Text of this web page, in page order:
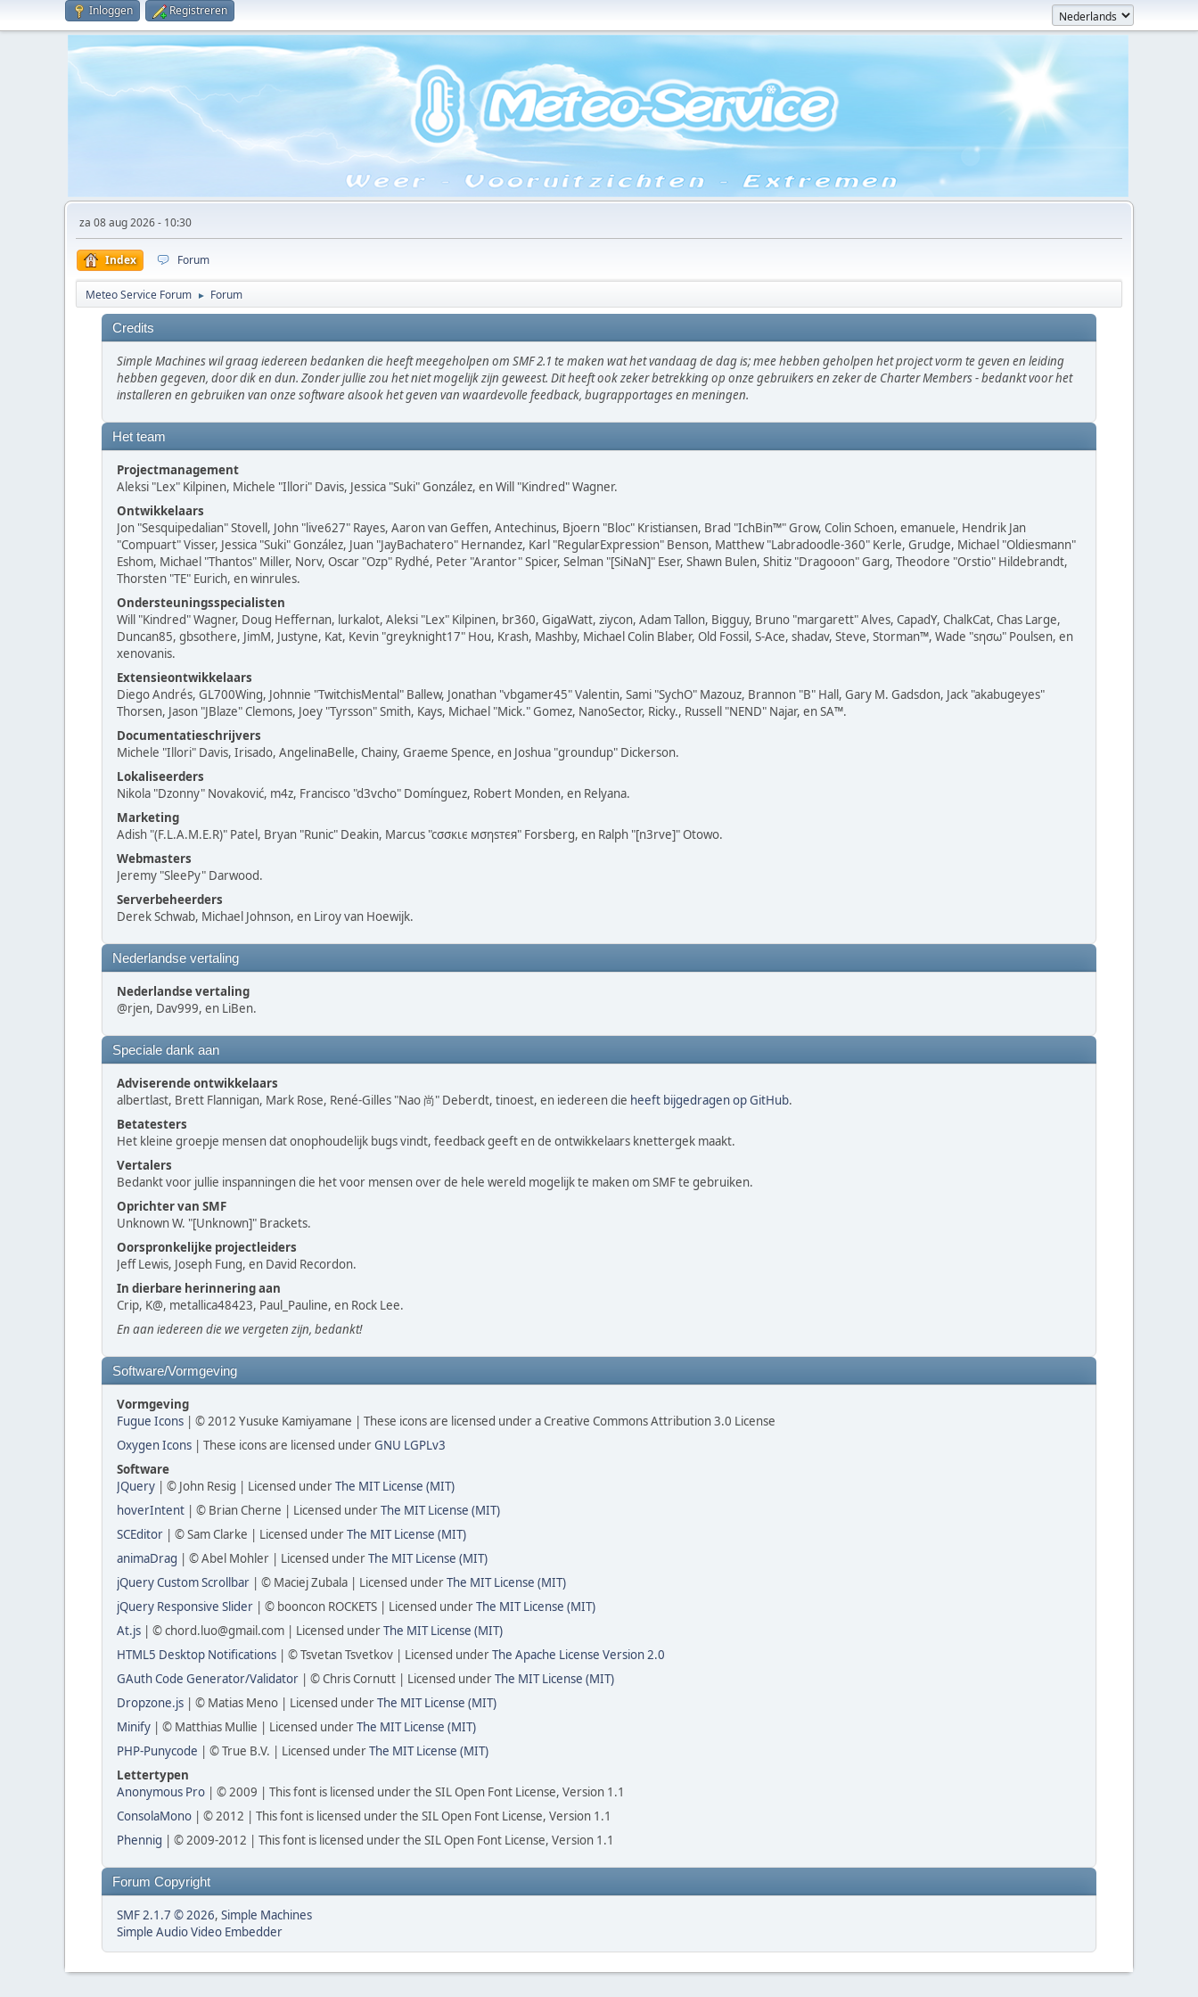
Inloggen Registreren
za 08 aug 2026 - 10:30
Index Forum
Meteo Service Forum ► Forum
Credits
Simple Machines wil graag iedereen bedanken die heeft meegeholpen om SMF 2.1 te maken wat het vandaag de dag is; mee hebben geholpen het project vorm te geven en leiding
hebben gegeven, door dik en dun. Zonder jullie zou het niet mogelijk zijn geweest. Dit heeft ook zeker betrekking op onze gebruikers en zeker de Charter Members - bedankt voor het
installeren en gebruiken van onze software alsook het geven van waardevolle feedback, bugrapportages en meningen.
Het team
Projectmanagement
Aleksi "Lex" Kilpinen, Michele "Illori" Davis, Jessica "Suki" González, en Will "Kindred" Wagner.
Ontwikkelaars
Jon "Sesquipedalian" Stovell, John "live627" Rayes, Aaron van Geffen, Antechinus, Bjoern "Bloc" Kristiansen, Brad "IchBin™" Grow, Colin Schoen, emanuele, Hendrik Jan
"Compuart" Visser, Jessica "Suki" González, Juan "JayBachatero" Hernandez, Karl "RegularExpression" Benson, Matthew "Labradoodle-360" Kerle, Grudge, Michael "Oldiesmann"
Eshom, Michael "Thantos" Miller, Norv, Oscar "Ozp" Rydhé, Peter "Arantor" Spicer, Selman "[SiNaN]" Eser, Shawn Bulen, Shitiz "Dragooon" Garg, Theodore "Orstio" Hildebrandt,
Thorsten "TE" Eurich, en winrules.
Ondersteuningsspecialisten
Will "Kindred" Wagner, Doug Heffernan, lurkalot, Aleksi "Lex" Kilpinen, br360, GigaWatt, ziycon, Adam Tallon, Bigguy, Bruno "margarett" Alves, CapadY, ChalkCat, Chas Large,
Duncan85, gbsothere, JimM, Justyne, Kat, Kevin "greyknight17" Hou, Krash, Mashby, Michael Colin Blaber, Old Fossil, S-Ace, shadav, Steve, Storman™, Wade "sησω" Poulsen, en
xenovanis.
Extensieontwikkelaars
Diego Andrés, GL700Wing, Johnnie "TwitchisMental" Ballew, Jonathan "vbgamer45" Valentin, Sami "SychO" Mazouz, Brannon "B" Hall, Gary M. Gadsdon, Jack "akabugeyes"
Thorsen, Jason "JBlaze" Clemons, Joey "Tyrsson" Smith, Kays, Michael "Mick." Gomez, NanoSector, Ricky., Russell "NEND" Najar, en SA™.
Documentatieschrijvers
Michele "Illori" Davis, Irisado, AngelinaBelle, Chainy, Graeme Spence, en Joshua "groundup" Dickerson.
Lokaliseerders
Nikola "Dzonny" Novaković, m4z, Francisco "d3vcho" Domínguez, Robert Monden, en Relyana.
Marketing
Adish "(F.L.A.M.E.R)" Patel, Bryan "Runic" Deakin, Marcus "cσσкιє мσηѕтєя" Forsberg, en Ralph "[n3rve]" Otowo.
Webmasters
Jeremy "SleePy" Darwood.
Serverbeheerders
Derek Schwab, Michael Johnson, en Liroy van Hoewijk.
Nederlandse vertaling
Nederlandse vertaling
@rjen, Dav999, en LiBen.
Speciale dank aan
Adviserende ontwikkelaars
albertlast, Brett Flannigan, Mark Rose, René-Gilles "Nao 尚" Deberdt, tinoest, en iedereen die heeft bijgedragen op GitHub.
Betatesters
Het kleine groepje mensen dat onophoudelijk bugs vindt, feedback geeft en de ontwikkelaars knettergek maakt.
Vertalers
Bedankt voor jullie inspanningen die het voor mensen over de hele wereld mogelijk te maken om SMF te gebruiken.
Oprichter van SMF
Unknown W. "[Unknown]" Brackets.
Oorspronkelijke projectleiders
Jeff Lewis, Joseph Fung, en David Recordon.
In dierbare herinnering aan
Crip, K@, metallica48423, Paul_Pauline, en Rock Lee.
En aan iedereen die we vergeten zijn, bedankt!
Software/Vormgeving
Vormgeving
Fugue Icons | © 2012 Yusuke Kamiyamane | These icons are licensed under a Creative Commons Attribution 3.0 License
Oxygen Icons | These icons are licensed underGNU LGPLv3
Software
JQuery | © John Resig | Licensed underThe MIT License (MIT)
hoverIntent | © Brian Cherne | Licensed underThe MIT License (MIT)
SCEditor | © Sam Clarke | Licensed underThe MIT License (MIT)
animaDrag | © Abel Mohler | Licensed underThe MIT License (MIT)
jQuery Custom Scrollbar | © Maciej Zubala | Licensed underThe MIT License (MIT)
jQuery Responsive Slider | © booncon ROCKETS | Licensed underThe MIT License (MIT)
At.js | © chord.luo@gmail.com | Licensed underThe MIT License (MIT)
HTML5 Desktop Notifications | © Tsvetan Tsvetkov | Licensed underThe Apache License Version 2.0
GAuth Code Generator/Validator | © Chris Cornutt | Licensed underThe MIT License (MIT)
Dropzone.js | © Matias Meno | Licensed underThe MIT License (MIT)
Minify | © Matthias Mullie | Licensed underThe MIT License (MIT)
PHP-Punycode | © True B.V. | Licensed underThe MIT License (MIT)
Lettertypen
Anonymous Pro | © 2009 | This font is licensed under the SIL Open Font License, Version 1.1
ConsolaMono | © 2012 | This font is licensed under the SIL Open Font License, Version 1.1
Phennig | © 2009-2012 | This font is licensed under the SIL Open Font License, Version 1.1
Forum Copyright
SMF 2.1.7 © 2026, Simple Machines
Simple Audio Video Embedder